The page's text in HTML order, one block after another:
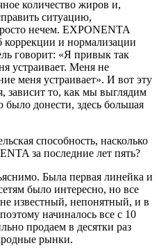
количество жиров и,
ситуацию,
нечем. EXPONENTA
коррекции и нормализации
говорит: «Я привык так
устраивает. Меня не
меня устраивает». И вот эту
зависит то, как мы выглядим
донести, здесь большая
способность, насколько
за последние лет пять?
Была первая линейка и
было интересно, но все
известный, непонятный, и в
начиналось все с 10
продаем в десятки раз
рынки.